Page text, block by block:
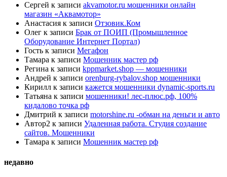
Сергей к записи akvamotor.ru мошенники онлайн
магазин «Аквамотор»
Анастасия к записи Отзовик.Ком
Олег к записи Брак от ПОИП (Промышленное
Оборудование Интернет Портал)
Гость к записи Мегафон
Тамара к записи Мошенник мастер рф
Регина к записи kppmarket.shop — мошенники
Андрей к записи orenburg-rybalov.shop мошенники
Кирилл к записи кажется мошенники dynamic-sports.ru
Татьяна к записи мошенники! лес-плюс.рф, 100%
кидалово точка рф
Дмитрий к записи motorshine.ru -обман на деньги и авто
Автор2 к записи Удаленная работа. Студия создание
сайтов. Мошенники
Тамара к записи Мошенник мастер рф
недавно